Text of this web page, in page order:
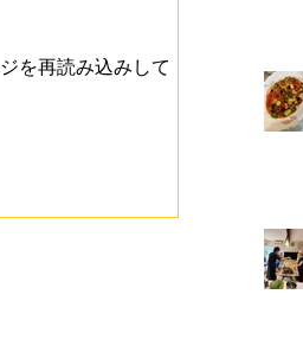
を再読み込みして